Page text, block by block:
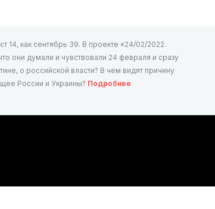
14, как сентябрь 39. В проекте «24/02/2022.
они думали и чувствовали 24 февраля и сразу
о российской власти? В чем видят причину
России и Украины? Подробнее